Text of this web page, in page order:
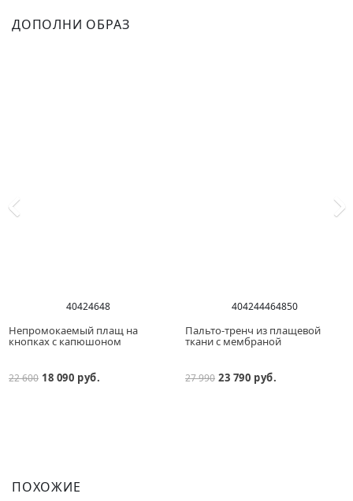
ДОПОЛНИ ОБРАЗ
40424648
Непромокаемый плащ на
кнопках с капюшоном
22 600 18 090 руб.
404244464850
Пальто-тренч из плащевой
ткани с мембраной
27 990 23 790 руб.
ПОХОЖИЕ